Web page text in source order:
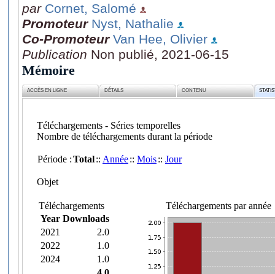
par Cornet, Salomé
Promoteur Nyst, Nathalie
Co-Promoteur Van Hee, Olivier
Publication Non publié, 2021-06-15
Mémoire
ACCÈS EN LIGNE DÉTAILS CONTENU